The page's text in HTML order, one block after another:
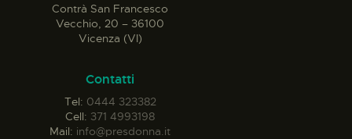
Contrà San Francesco
Vecchio, 20 – 36100
Vicenza (VI)
Contatti
Tel: 0444 323382
Cell: 371 4993198
Mail: info@presdonna.it